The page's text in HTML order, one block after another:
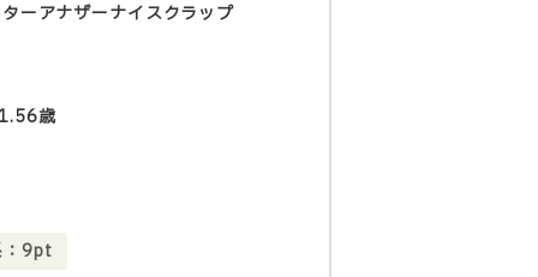
ーアナザーナイスクラップ
歳
：9pt